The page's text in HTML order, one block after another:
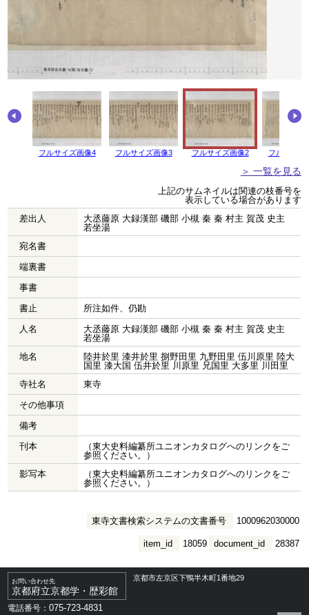
フルサイズ画像4 フルサイズ画像3 フルサイズ画像2 フルサイズ
＞ 一覧を見る
上記のサムネイルは関連の枝番号を
表示している場合があります
差出人
大丞藤原 大録漢部 磯部 小槻 秦 秦 村主 賀茂 史主
若坐湯
宛名書
端裏書
事書
書止
所注如件、仍勘
人名
大丞藤原 大録漢部 磯部 小槻 秦 秦 村主 賀茂 史主
若坐湯
地名
陸井於里 漆井於里 捌野田里 九野田里 伍川原里 陸大
国里 漆大国 伍井於里 川原里 兄国里 大多里 川田里
寺社名
東寺
その他事項
備考
刊本
（東大史料編纂所ユニオンカタログへのリンクをご
参照ください。）
影写本
（東大史料編纂所ユニオンカタログへのリンクをご
参照ください。）
東寺文書検索システムの文書番号 1000962030000
document_id 28387
item_id 18059
お問い合わせ先
京都府立京都学・歴彩館
京都市左京区下鴨半木町1番地29
電話番号：075-723-4831